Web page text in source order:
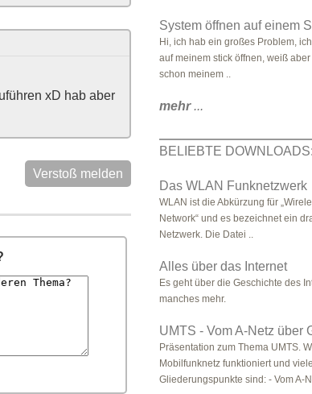
xD hab aber
Verstoß melden
System öffnen auf einem
Hi, ich hab ein großes Problem,
auf meinem stick öffnen, weiß
schon meinem ..
mehr...
BELIEBTE DOWNLOADS:
Das WLAN Funknetzwerk
WLAN ist die Abkürzung für
Network“ und es bezeichnet ein
Netzwerk. Die Datei ..
Alles über das Internet
Es geht über die Geschichte des
manches mehr.
UMTS - Vom A-Netz über
Präsentation zum Thema UMTS.
Mobilfunknetz funktioniert und
Gliederungspunkte sind: - Vom A-